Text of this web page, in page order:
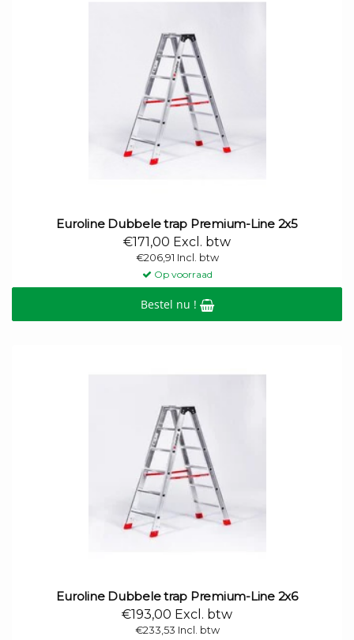
Euroline Dubbele trap Premium-Line 2x5
€171,00 Excl. btw
€206,91 Incl. btw
Op voorraad
Bestel nu !
Euroline Dubbele trap Premium-Line 2x6
€193,00 Excl. btw
€233,53 Incl. btw